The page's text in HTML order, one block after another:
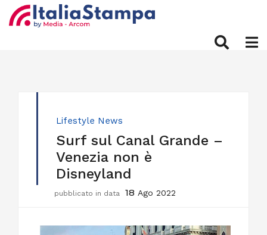
Lifestyle News
Surf sul Canal Grande –
Venezia non è
Disneyland
pubblicato in data 18 Ago 2022